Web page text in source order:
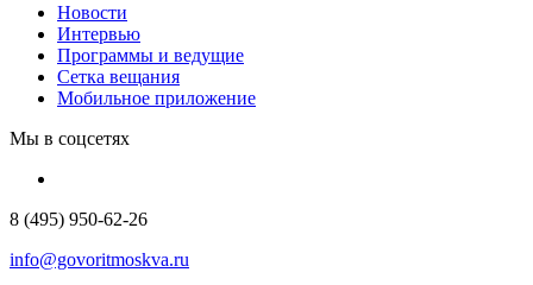
Новости
Интервью
Программы и ведущие
Сетка вещания
Мобильное приложение
Мы в соцсетях
8 (495) 950-62-26
info@govoritmoskva.ru